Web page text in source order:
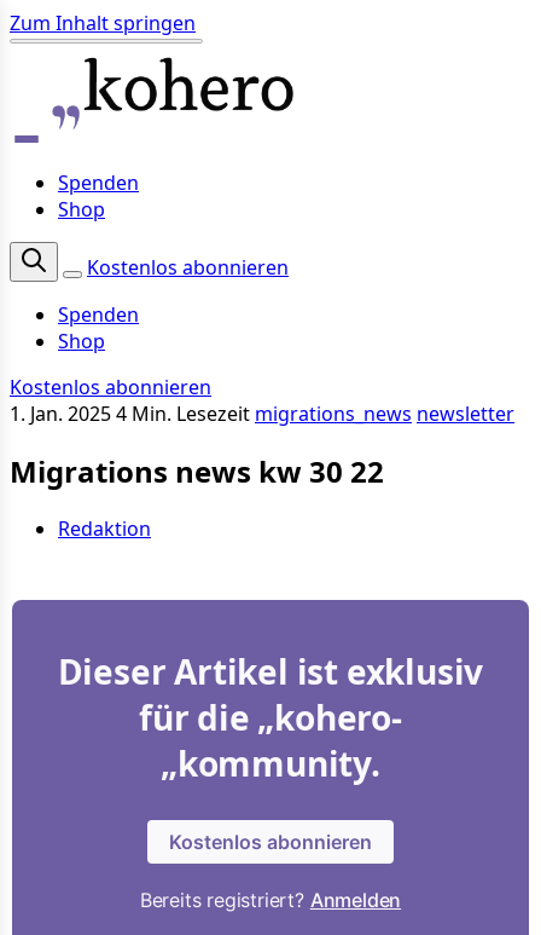
Zum Inhalt springen
Spenden
Shop
Kostenlos abonnieren
Spenden
Shop
Kostenlos abonnieren
1. Jan. 20254 Min. Lesezeit migrations_news newsletter
Migrations news kw 30 22
Redaktion
Dieser Artikel ist exklusiv
für die „kohero-
„kommunity.
Kostenlos abonnieren
Bereits registriert? Anmelden